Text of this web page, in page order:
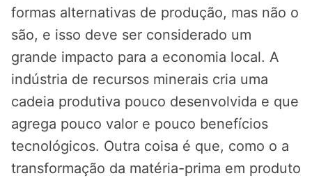
formas alternativas de produção, mas não o
são, e isso deve ser considerado um
grande impacto para a economia local. A
indústria de recursos minerais cria uma
cadeia produtiva pouco desenvolvida e que
agrega pouco valor e pouco benefícios
tecnológicos. Outra coisa é que, como o a
transformação da matéria-prima em produto